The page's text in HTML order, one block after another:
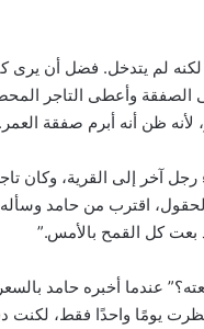
لم يتدخل. فضل أن يرى
الصفقة وأعطى التاجر
لأنه ظن أنه أبرم صفقة العمر.
رجل آخر إلى القرية، وكان
اقترب من حامد
بعت كل القمح بالأمس.”
عندما أخبره حامد
يومًا واحدًا فقط،